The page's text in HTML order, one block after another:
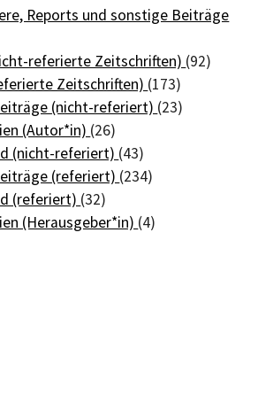
Reports und sonstige Beiträge
referierte Zeitschriften) (92)
Zeitschriften) (173)
(nicht-referiert) (23)
(Autor*in) (26)
(nicht-referiert) (43)
(referiert) (234)
(referiert) (32)
(Herausgeber*in) (4)